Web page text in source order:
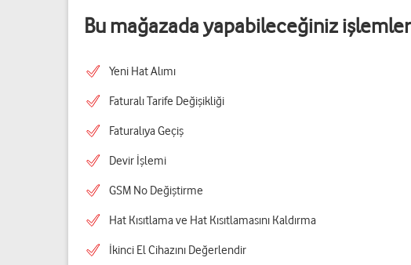
Bu mağazada yapabileceğiniz işlemler
Yeni Hat Alımı
Faturalı Tarife Değişikliği
Faturalıya Geçiş
Devir İşlemi
GSM No Değiştirme
Hat Kısıtlama ve Hat Kısıtlamasını Kaldırma
İkinci El Cihazını Değerlendir